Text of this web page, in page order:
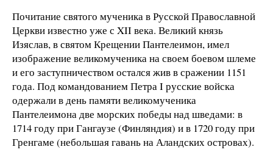
Почитание святого мученика в Русской Православной
Церкви известно уже с XII века. Великий князь
Изяслав, в святом Крещении Пантелеимон, имел
изображение великомученика на своем боевом шлеме
и его заступничеством остался жив в сражении 1151
года. Под командованием Петра I русские войска
одержали в день памяти великомученика
Пантелеимона две морских победы над шведами: в
1714 году при Гангаузе (Финляндия) и в 1720 году при
Гренгаме (небольшая гавань на Аландских островах).